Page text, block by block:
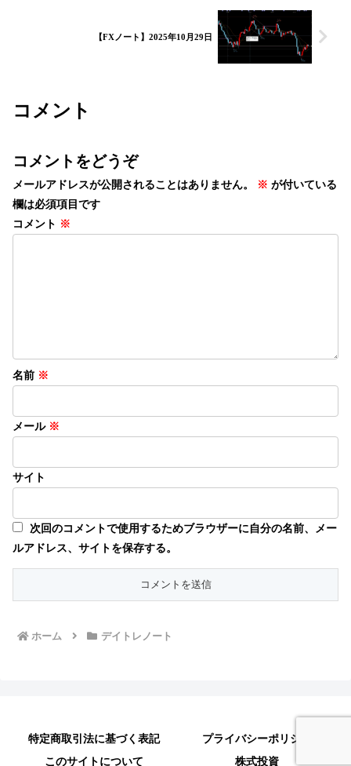
【FXノート】2025年10月29日
コメント
コメントをどうぞ
メールアドレスが公開されることはありません。 ※ が付いている
欄は必須項目です
コメント ※
名前 ※
メール ※
サイト
次回のコメントで使用するためブラウザーに自分の名前、メー
ルアドレス、サイトを保存する。
ホーム デイトレノート
特定商取引法に基づく表記
プライバシーポリシー
このサイトについて
株式投資